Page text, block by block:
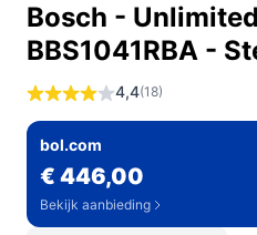
Bosch -
BBS1041RBA -
4,4(18)
bol.com
€ 446,00
Bekijk aanbieding